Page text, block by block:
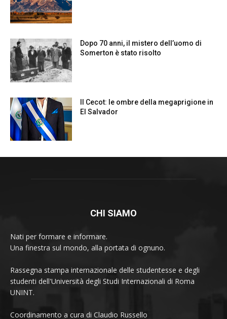
CHI SIAMO
Nati per formare e informare.
Una finestra sul mondo, alla portata di ognuno.
Rassegna stampa internazionale delle studentesse e degli
studenti dell'Università degli Studi Internazionali di Roma
UNINT.
Coordinamento a cura di Claudio Russello